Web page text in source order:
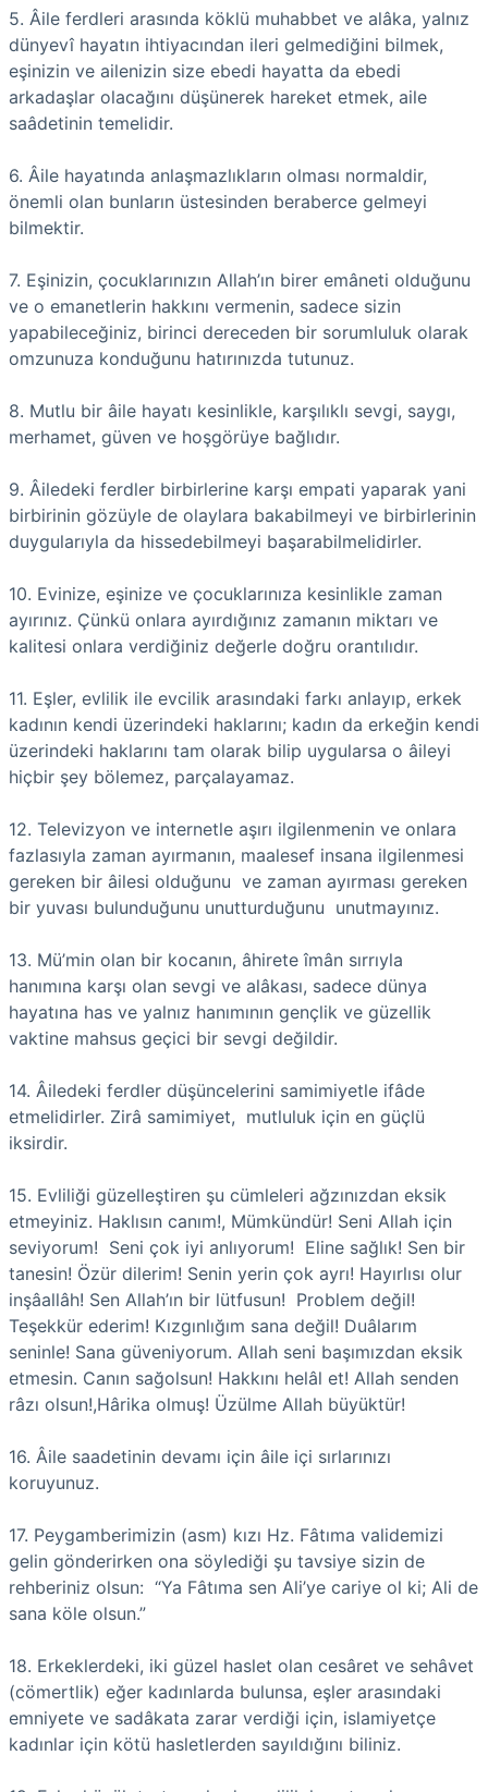
5. Âile ferdleri arasında köklü muhabbet ve alâka, yalnız
dünyevî hayatın ihtiyacından ileri gelmediğini bilmek,
eşinizin ve ailenizin size ebedi hayatta da ebedi
arkadaşlar olacağını düşünerek hareket etmek, aile
saâdetinin temelidir.
6. Âile hayatında anlaşmazlıkların olması normaldir,
önemli olan bunların üstesinden beraberce gelmeyi
bilmektir.
7. Eşinizin, çocuklarınızın Allah’ın birer emâneti olduğunu
ve o emanetlerin hakkını vermenin, sadece sizin
yapabileceğiniz, birinci dereceden bir sorumluluk olarak
omzunuza konduğunu hatırınızda tutunuz.
8. Mutlu bir âile hayatı kesinlikle, karşılıklı sevgi, saygı,
merhamet, güven ve hoşgörüye bağlıdır.
9. Âiledeki ferdler birbirlerine karşı empati yaparak yani
birbirinin gözüyle de olaylara bakabilmeyi ve birbirlerinin
duygularıyla da hissedebilmeyi başarabilmelidirler.
10. Evinize, eşinize ve çocuklarınıza kesinlikle zaman
ayırınız. Çünkü onlara ayırdığınız zamanın miktarı ve
kalitesi onlara verdiğiniz değerle doğru orantılıdır.
11. Eşler, evlilik ile evcilik arasındaki farkı anlayıp, erkek
kadının kendi üzerindeki haklarını; kadın da erkeğin kendi
üzerindeki haklarını tam olarak bilip uygularsa o âileyi
hiçbir şey bölemez, parçalayamaz.
12. Televizyon ve internetle aşırı ilgilenmenin ve onlara
fazlasıyla zaman ayırmanın, maalesef insana ilgilenmesi
gereken bir âilesi olduğunu ve zaman ayırması gereken
bir yuvası bulunduğunu unutturduğunu unutmayınız.
13. Mü’min olan bir kocanın, âhirete îmân sırrıyla
hanımına karşı olan sevgi ve alâkası, sadece dünya
hayatına has ve yalnız hanımının gençlik ve güzellik
vaktine mahsus geçici bir sevgi değildir.
14. Âiledeki ferdler düşüncelerini samimiyetle ifâde
etmelidirler. Zirâ samimiyet, mutluluk için en güçlü
iksirdir.
15. Evliliği güzelleştiren şu cümleleri ağzınızdan eksik
etmeyiniz. Haklısın canım!, Mümkündür! Seni Allah için
seviyorum! Seni çok iyi anlıyorum! Eline sağlık! Sen bir
tanesin! Özür dilerim! Senin yerin çok ayrı! Hayırlısı olur
inşâallâh! Sen Allah’ın bir lütfusun! Problem değil!
Teşekkür ederim! Kızgınlığım sana değil! Duâlarım
seninle! Sana güveniyorum. Allah seni başımızdan eksik
etmesin. Canın sağolsun! Hakkını helâl et! Allah senden
râzı olsun!,Hârika olmuş! Üzülme Allah büyüktür!
16. Âile saadetinin devamı için âile içi sırlarınızı
koruyunuz.
17. Peygamberimizin (asm) kızı Hz. Fâtıma validemizi
gelin gönderirken ona söylediği şu tavsiye sizin de
rehberiniz olsun: “Ya Fâtıma sen Ali’ye cariye ol ki; Ali de
sana köle olsun.”
18. Erkeklerdeki, iki güzel haslet olan cesâret ve sehâvet
(cömertlik) eğer kadınlarda bulunsa, eşler arasındaki
emniyete ve sadâkata zarar verdiği için, islamiyetçe
kadınlar için kötü hasletlerden sayıldığını biliniz.